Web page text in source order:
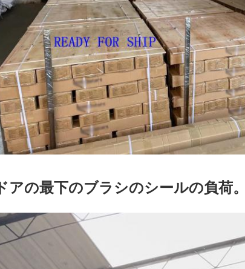
ドアの最下のブラシのシールの負荷